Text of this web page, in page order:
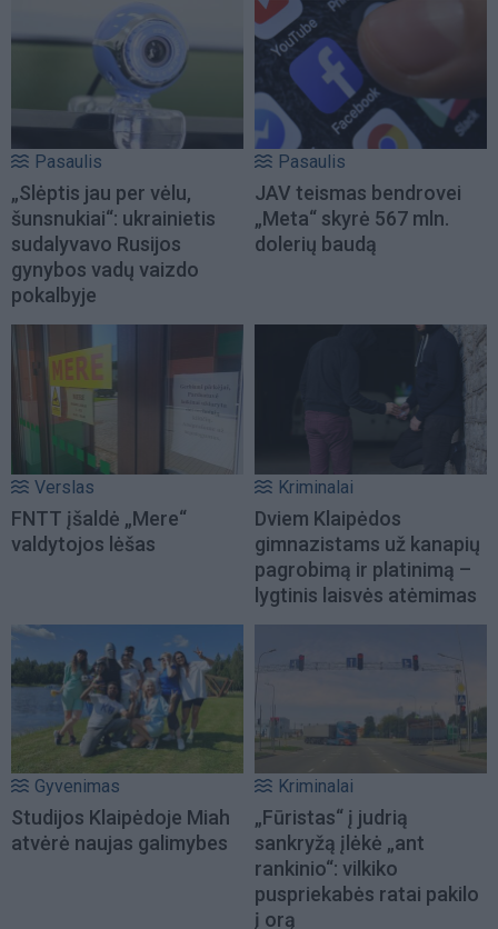
Pasaulis
„Slėptis jau per vėlu,
šunsnukiai“: ukrainietis
sudalyvavo Rusijos
gynybos vadų vaizdo
pokalbyje
Pasaulis
JAV teismas bendrovei
„Meta“ skyrė 567 mln.
dolerių baudą
Verslas
FNTT įšaldė „Mere“
valdytojos lėšas
Kriminalai
Dviem Klaipėdos
gimnazistams už kanapių
pagrobimą ir platinimą –
lygtinis laisvės atėmimas
Gyvenimas
Studijos Klaipėdoje Miah
atvėrė naujas galimybes
Kriminalai
„Fūristas“ į judrią
sankryžą įlėkė „ant
rankinio“: vilkiko
puspriekabės ratai pakilo
į orą